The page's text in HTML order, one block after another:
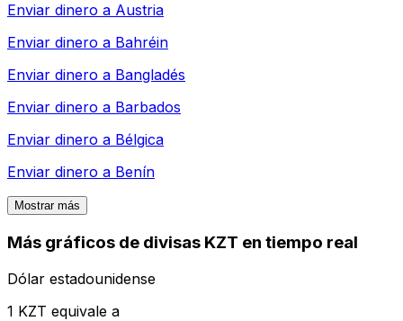
Enviar dinero a Austria
Enviar dinero a Bahréin
Enviar dinero a Bangladés
Enviar dinero a Barbados
Enviar dinero a Bélgica
Enviar dinero a Benín
Mostrar más
Más gráficos de divisas KZT en tiempo real
Dólar estadounidense
1 KZT equivale a